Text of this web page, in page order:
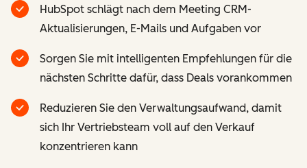
HubSpot schlägt nach dem Meeting CRM-
Aktualisierungen, E-Mails und Aufgaben vor
Sorgen Sie mit intelligenten Empfehlungen für die
nächsten Schritte dafür, dass Deals vorankommen
Reduzieren Sie den Verwaltungsaufwand, damit
sich Ihr Vertriebsteam voll auf den Verkauf
konzentrieren kann